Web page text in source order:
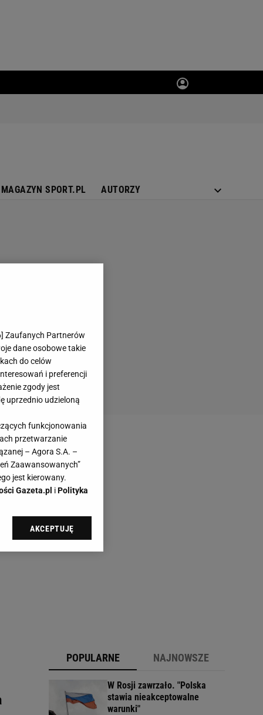
MAGAZYN SPORT.PL AUTORZY
POPULARNE NAJNOWSZE
W Rosji zawrzało. "Polska
stawia nieakceptowalne
warunki"
] Zaufanych Partnerów
dane osobowe takie
do celów
i preferencji
zgody jest
uprzednio udzieloną
funkcjonowania
przetwarzanie
– Agora S.A. –
Zaawansowanych”
jest kierowany.
Gazeta.pl iPolityka
sp. z o.o., jej
swoje preferencje
AKCEPTUJĘ